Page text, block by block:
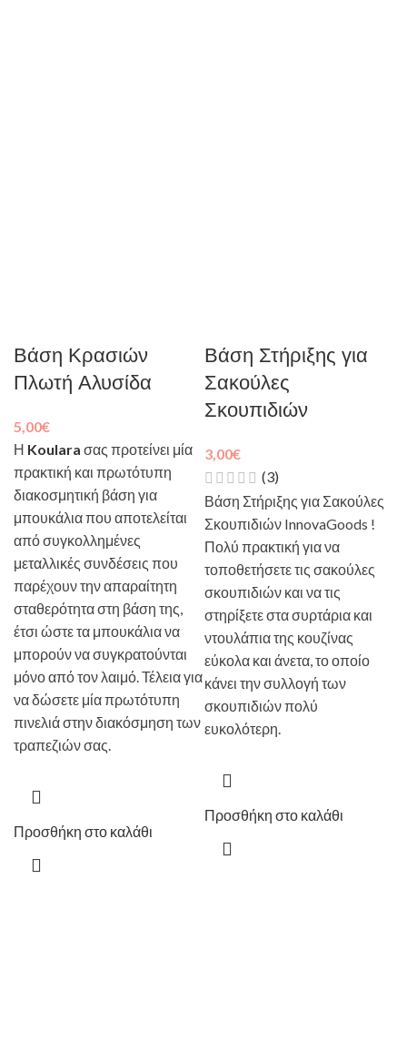
Βάση Κρασιών
Πλωτή Αλυσίδα
5,00€
Η Koulara σας προτείνει μία
πρακτική και πρωτότυπη
διακοσμητική βάση για
μπουκάλια που αποτελείται
από συγκολλημένες
μεταλλικές συνδέσεις που
παρέχουν την απαραίτητη
σταθερότητα στη βάση της,
έτσι ώστε τα μπουκάλια να
μπορούν να συγκρατούνται
μόνο από τον λαιμό. Τέλεια για
να δώσετε μία πρωτότυπη
πινελιά στην διακόσμηση των
τραπεζιών σας.
Προσθήκη στο καλάθι
Βάση Στήριξης για
Σακούλες
Σκουπιδιών
3,00€
(3)
Βάση Στήριξης για Σακούλες
Σκουπιδιών InnovaGoods !
Πολύ πρακτική για να
τοποθετήσετε τις σακούλες
σκουπιδιών και να τις
στηρίξετε στα συρτάρια και
ντουλάπια της κουζίνας
εύκολα και άνετα, το οποίο
κάνει την συλλογή των
σκουπιδιών πολύ
ευκολότερη.
Προσθήκη στο καλάθι